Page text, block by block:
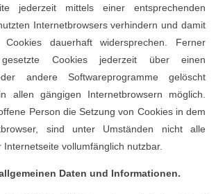
jederzeit mittels einer entsprechenden
Internetbrowsers verhindern und damit
dauerhaft widersprechen. Ferner
Cookies jederzeit über einen
andere Softwareprogramme gelöscht
allen gängigen Internetbrowsern möglich.
Person die Setzung von Cookies in dem
sind unter Umständen nicht alle
vollumfänglich nutzbar.
Daten und Informationen.